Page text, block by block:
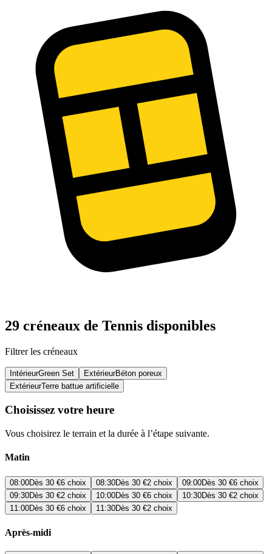
29 créneaux de Tennis disponibles
Filtrer les créneaux
IntérieurGreen Set ExtérieurBéton poreux
ExtérieurTerre battue artificielle
Choisissez votre heure
Vous choisirez le terrain et la durée à l’étape suivante.
Matin
08:00Dès 30 €6 choix 08:30Dès 30 €2 choix 09:00Dès 30 €6 choix
09:30Dès 30 €2 choix 10:00Dès 30 €6 choix 10:30Dès 30 €2 choix
11:00Dès 30 €6 choix 11:30Dès 30 €2 choix
Après-midi